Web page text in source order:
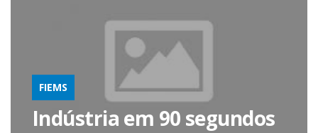
FIEMS
Indústria em 90 segundos